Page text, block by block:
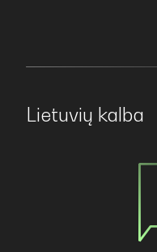
Lietuvių kalba